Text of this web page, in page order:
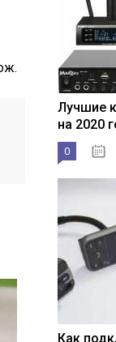
Лучшие
на 2020
0
Как